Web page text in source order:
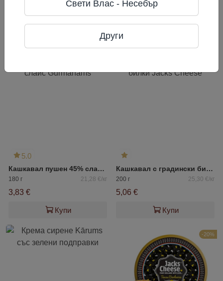
Често разглеждани
5.0
Кашкавал пушен 45% слайс Gurmanams
180 г 21,28 €/кг
3,83 €
Купи
Кашкавал с градински билки Jacks Сheese
200 г 25,30 €/кг
5,06 €
Купи
-20%
Свети Влас - Несебър
Други